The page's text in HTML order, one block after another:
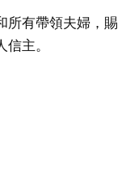
所有帶領夫婦，賜
主。